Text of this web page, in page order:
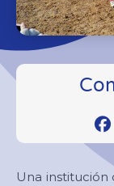
Una institución